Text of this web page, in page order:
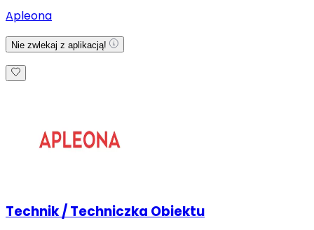
Apleona
Nie zwlekaj z aplikacją!
Technik / Techniczka Obiektu